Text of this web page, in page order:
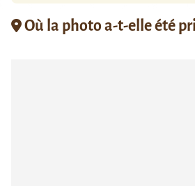
Où la photo a-t-elle été